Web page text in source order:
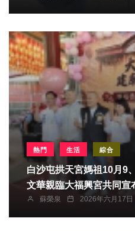
熱門 生活 綜合
白沙屯拱天宮媽祖10月9
文華親臨大福興宮共同宣
蘇榮泉 2026年六月17日